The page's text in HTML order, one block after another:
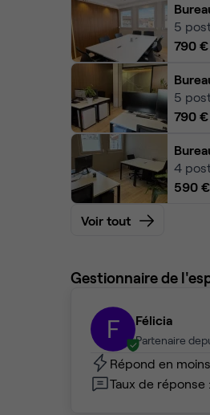
5
790 €
5
790 €
4
590 €
Voir tout
Gestionnaire de
F Félicia
Partenaire
Répond en
Taux de réponse